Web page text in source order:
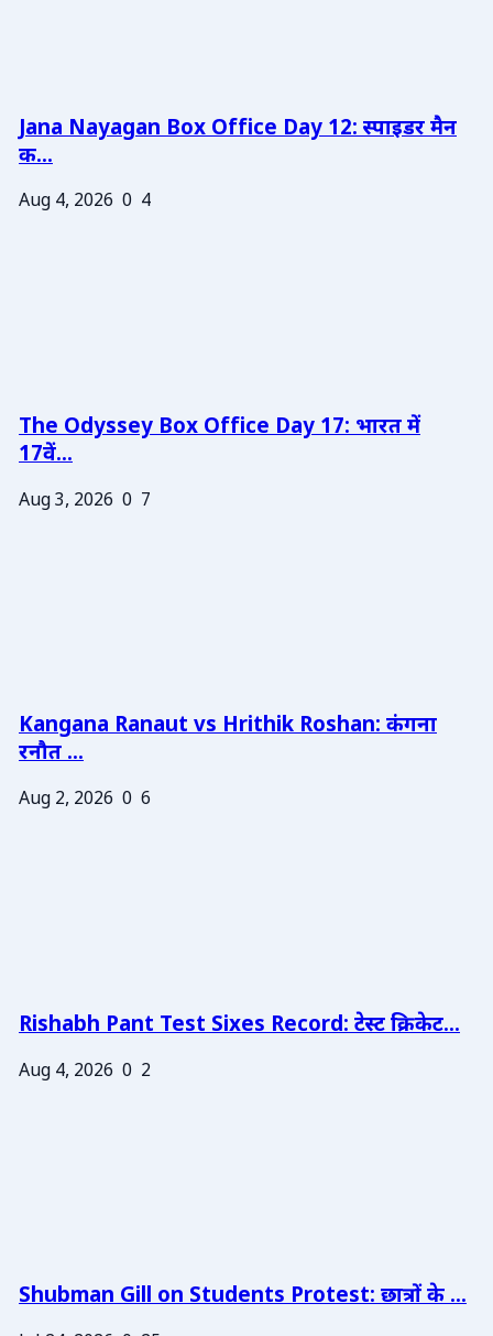
Jana Nayagan Box Office Day 12: स्पाइडर मैन
क...
Aug 4, 2026 0 4
The Odyssey Box Office Day 17: भारत में
17वें...
Aug 3, 2026 0 7
Kangana Ranaut vs Hrithik Roshan: कंगना
रनौत ...
Aug 2, 2026 0 6
Rishabh Pant Test Sixes Record: टेस्ट क्रिकेट...
Aug 4, 2026 0 2
Shubman Gill on Students Protest: छात्रों के ...